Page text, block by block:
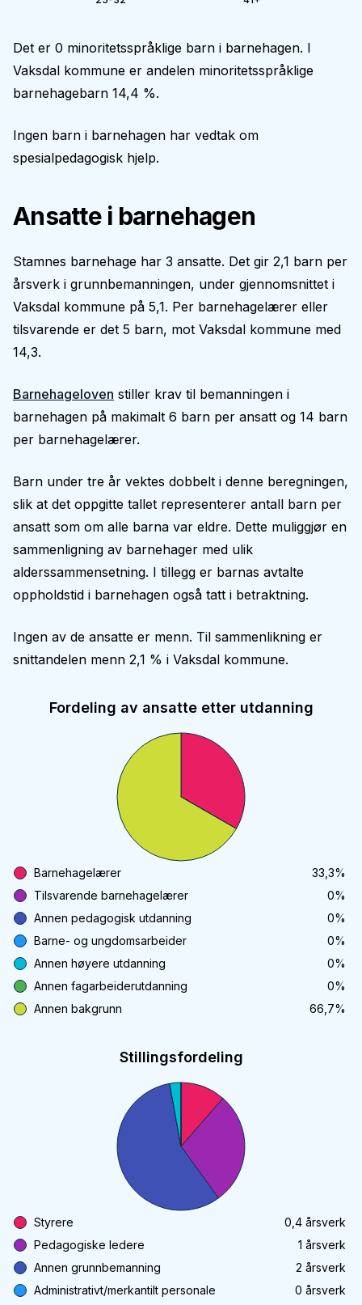
Det er 0 minoritetsspråklige barn i barnehagen. I
Vaksdal kommune er andelen minoritetsspråklige
barnehagebarn 14,4 %.
Ingen barn i barnehagen har vedtak om
spesialpedagogisk hjelp.
Ansatte i barnehagen
Stamnes barnehage har 3 ansatte. Det gir 2,1 barn per
årsverk i grunnbemanningen, under gjennomsnittet i
Vaksdal kommune på 5,1. Per barnehagelærer eller
tilsvarende er det 5 barn, mot Vaksdal kommune med
14,3.
Barnehageloven stiller krav til bemanningen i
barnehagen på makimalt 6 barn per ansatt og 14 barn
per barnehagelærer.
Barn under tre år vektes dobbelt i denne beregningen,
slik at det oppgitte tallet representerer antall barn per
ansatt som om alle barna var eldre. Dette muliggjør en
sammenligning av barnehager med ulik
alderssammensetning. I tillegg er barnas avtalte
oppholdstid i barnehagen også tatt i betraktning.
Ingen av de ansatte er menn. Til sammenlikning er
snittandelen menn 2,1 % i Vaksdal kommune.
Fordeling av ansatte etter utdanning
Barnehagelærer 33,3%
Tilsvarende barnehagelærer
0%
Annen pedagogisk utdanning
0%
Barne- og ungdomsarbeider
0%
Annen høyere utdanning
0%
Annen fagarbeiderutdanning
0%
Annen bakgrunn
66,7%
Stillingsfordeling
Styrere 0,4 årsverk
Pedagogiske ledere
1 årsverk
Annen grunnbemanning
2 årsverk
Administrativt/merkantilt personale
0 årsverk